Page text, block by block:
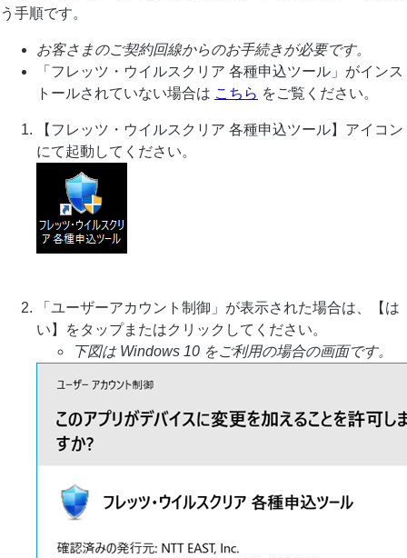
う手順です。
お客さまのご契約回線からのお手続きが必要です。
「フレッツ・ウイルスクリア 各種申込ツール」がインス
トールされていない場合は こちら をご覧ください。
【フレッツ・ウイルスクリア 各種申込ツール】アイコン
にて起動してください。
「ユーザーアカウント制御」が表示された場合は、【は
い】をタップまたはクリックしてください。
下図は Windows 10 をご利用の場合の画面です。